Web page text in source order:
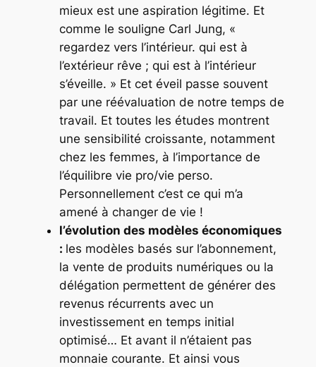
mieux est une aspiration légitime. Et
comme le souligne Carl Jung, «
regardez vers l’intérieur. qui est à
l’extérieur rêve ; qui est à l’intérieur
s’éveille. » Et cet éveil passe souvent
par une réévaluation de notre temps de
travail. Et toutes les études montrent
une sensibilité croissante, notamment
chez les femmes, à l’importance de
l’équilibre vie pro/vie perso.
Personnellement c’est ce qui m’a
amené à changer de vie !
l’évolution des modèles économiques
: les modèles basés sur l’abonnement,
la vente de produits numériques ou la
délégation permettent de générer des
revenus récurrents avec un
investissement en temps initial
optimisé… Et avant il n’étaient pas
monnaie courante. Et ainsi vous